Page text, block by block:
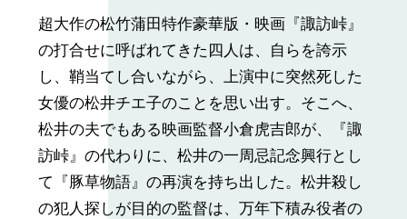
超大作の松竹蒲田特作豪華版・映画『諏訪峠』
の打合せに呼ばれてきた四人は、自らを誇示
し、鞘当てし合いながら、上演中に突然死した
女優の松井チエ子のことを思い出す。そこへ、
松井の夫でもある映画監督小倉虎吉郎が、『諏
訪峠』の代わりに、松井の一周忌記念興行とし
て『豚草物語』の再演を持ち出した。松井殺し
の犯人探しが目的の監督は、万年下積み役者の